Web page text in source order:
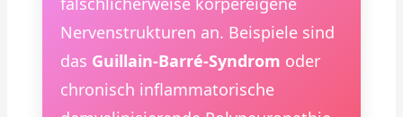
Nervenstrukturen an. Beispiele sind
das Guillain-Barré-Syndrom oder
chronisch inflammatorische